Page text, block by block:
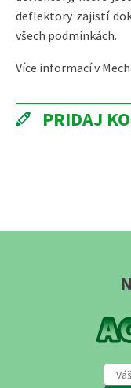
deflektory zajistí
všech podmínkách.
Více informací v
PRIDAJ